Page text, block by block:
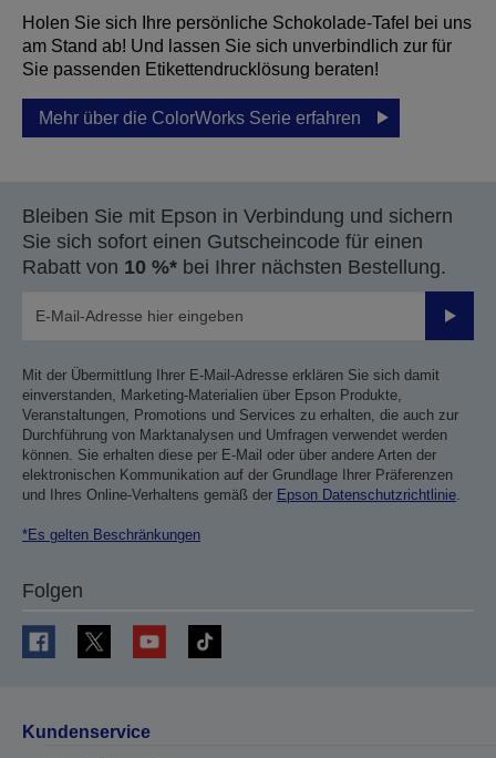
Holen Sie sich Ihre persönliche Schokolade-Tafel bei uns
am Stand ab! Und lassen Sie sich unverbindlich zur für
Sie passenden Etikettendrucklösung beraten!
Mehr über die ColorWorks Serie erfahren
Bleiben Sie mit Epson in Verbindung und sichern
Sie sich sofort einen Gutscheincode für einen
Rabatt von 10 %* bei Ihrer nächsten Bestellung.
Mit der Übermittlung Ihrer E-Mail-Adresse erklären Sie sich damit
einverstanden, Marketing-Materialien über Epson Produkte,
Veranstaltungen, Promotions und Services zu erhalten, die auch zur
Durchführung von Marktanalysen und Umfragen verwendet werden
können. Sie erhalten diese per E-Mail oder über andere Arten der
elektronischen Kommunikation auf der Grundlage Ihrer Präferenzen
und Ihres Online-Verhaltens gemäß der Epson Datenschutzrichtlinie
*Es gelten Beschränkungen
Folgen
Kundenservice